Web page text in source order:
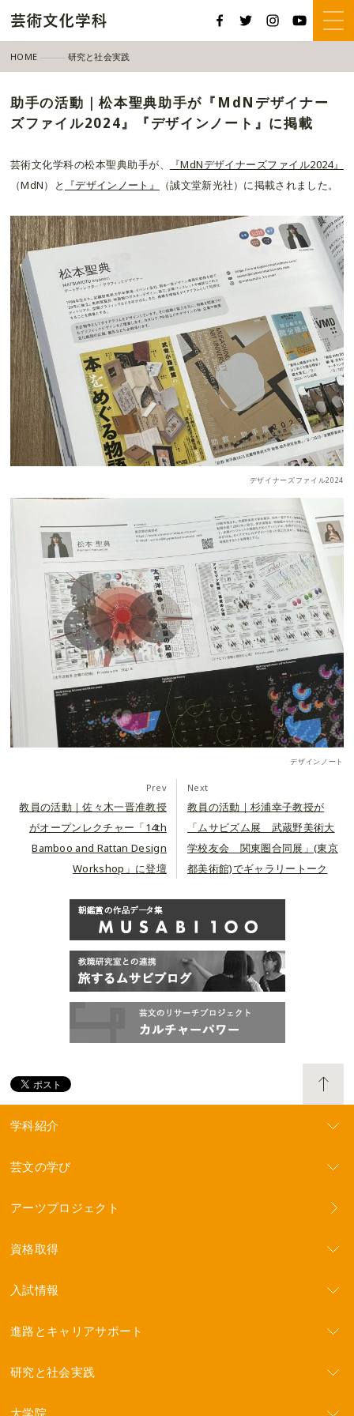
HOME 研究と社会実践
助手の活動｜松本聖典助手が『MdNデザイナー
ズファイル2024』『デザインノート』に掲載
芸術文化学科の松本聖典助手が、
『MdNデザイナーズファイル2024』
（MdN）と
『デザインノート』 （誠文堂新光社）に掲載されました。
デザイナーズファイル2024
デザインノート
Prev
教員の活動｜佐々木一晋准教授
がオープンレクチャー「14th
Bamboo and Rattan Design
Workshop」に登壇
Next
教員の活動｜杉浦幸子教授が
「ムサビズム展 武蔵野美術大
学校友会 関東圏合同展」(東京
都美術館)でギャラリートーク
学科紹介
芸文の学び
アーツプロジェクト
資格取得
入試情報
進路とキャリアサポート
研究と社会実践
大学院